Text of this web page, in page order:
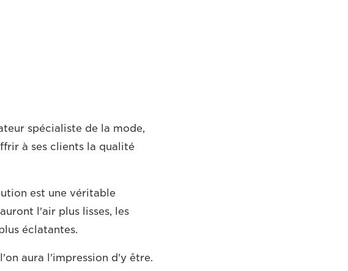
spécialiste de la mode,
à ses clients la qualité
est une véritable
l'air plus lisses, les
éclatantes.
aura l'impression d'y être.